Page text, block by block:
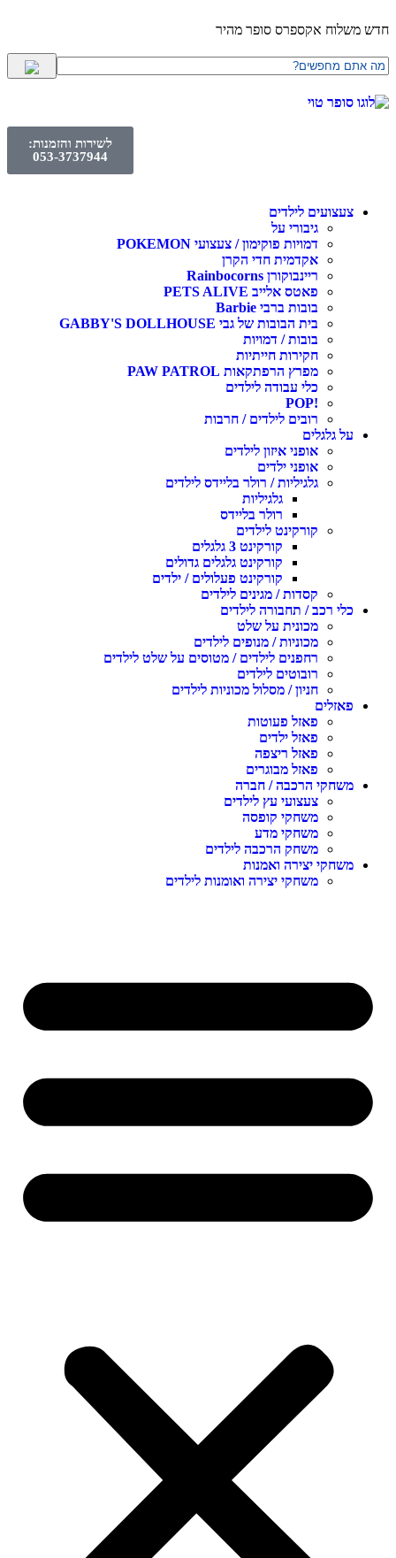
חדש משלוח אקספרס סופר מהיר
לשירות והזמנות:
053-3737944
צעצועים לילדים
גיבורי על
דמויות פוקימון / צעצועי POKEMON
אקדמית חדי הקרן
ריינבוקורן Rainbocorns
פאטס אלייב PETS ALIVE
בובות ברבי Barbie
בית הבובות של גבי GABBY'S DOLLHOUSE
בובות / דמויות
חקירות חייתיות
מפרץ הרפתקאות PAW PATROL
כלי עבודה לילדים
!POP
רובים לילדים / חרבות
על גלגלים
אופני איזון לילדים
אופני ילדים
גלגיליות / רולר בליידס לילדים
גלגיליות
רולר בליידס
קורקינט לילדים
קורקינט 3 גלגלים
קורקינט גלגלים גדולים
קורקינט פעלולים / ילדים
קסדות / מגינים לילדים
כלי רכב / תחבורה לילדים
מכונית על שלט
מכוניות / מנופים לילדים
רחפנים לילדים / מטוסים על שלט לילדים
רובוטים לילדים
חניון / מסלול מכוניות לילדים
פאזלים
פאזל פעוטות
פאזל ילדים
פאזל ריצפה
פאזל מבוגרים
משחקי הרכבה / חברה
צעצועי עץ לילדים
משחקי קופסה
משחקי מדע
משחק הרכבה לילדים
משחקי יצירה ואמנות
משחקי יצירה ואומנות לילדים